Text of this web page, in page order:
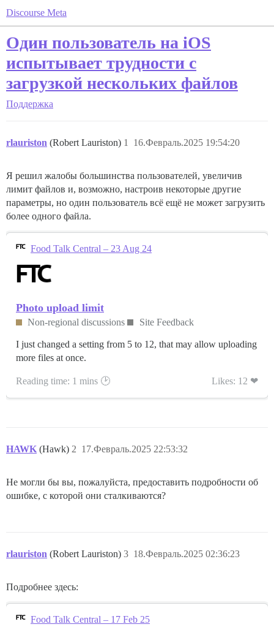
Discourse Meta
Один пользователь на iOS
испытывает трудности с
загрузкой нескольких файлов
Поддержка
rlauriston (Robert Lauriston) 16.Февраль.2025 19:54:20
1
Я решил жалобы большинства пользователей, увеличив
лимит файлов и, возможно, настроив некоторые другие
параметры, но один пользователь всё ещё не может загрузить
более одного файла.
Food Talk Central – 23 Aug 24
Photo upload limit
Non-regional discussions Site Feedback
I just changed a setting from 5 to 12, that may allow uploading
more files at once.
Reading time: 1 mins 🕑 Likes: 12 ❤
HAWK (Hawk) 17.Февраль.2025 22:53:32
2
Не могли бы вы, пожалуйста, предоставить подробности об
ошибке, с которой они сталкиваются?
rlauriston (Robert Lauriston) 18.Февраль.2025 02:36:23
3
Подробнее здесь:
Food Talk Central – 17 Feb 25